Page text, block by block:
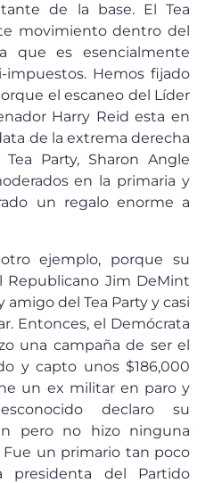
de la base. El Tea
movimiento dentro del
que es esencialmente
Hemos fijado
el escaneo del Líder
Harry Reid esta en
de la extrema derecha
Party, Sharon Angle
en la primaria y
un regalo enorme a
ejemplo, porque su
Republicano Jim DeMint
del Tea Party y casi
Entonces, el Demócrata
una campaña de ser el
y capto unos $186,000
un ex militar en paro y
declaro su
pero no hizo ninguna
Fue un primario tan poco
del Partido